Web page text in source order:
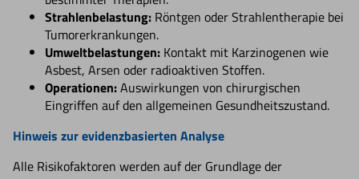
Strahlenbelastung: Röntgen oder Strahlentherapie bei
Tumorerkrankungen.
Umweltbelastungen: Kontakt mit Karzinogenen wie
Asbest, Arsen oder radioaktiven Stoffen.
Operationen:Auswirkungen von chirurgischen
Eingriffen auf den allgemeinen Gesundheitszustand.
Hinweis zur evidenzbasierten Analyse
Alle Risikofaktoren werden auf der Grundlage der